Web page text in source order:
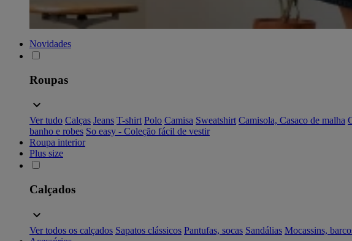
Novidades
Roupas
Ver tudo Calças Jeans T-shirt Polo Camisa Sweatshirt Camisola, Casaco de malha
banho e robes So easy - Coleção fácil de vestir
Roupa interior
Plus size
Calçados
Ver todos os calçados Sapatos clássicos Pantufas, socas Sandálias Mocassins,